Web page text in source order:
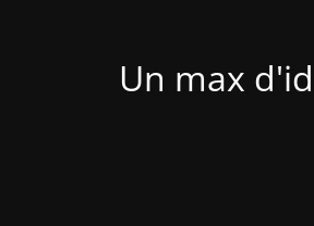
Un max